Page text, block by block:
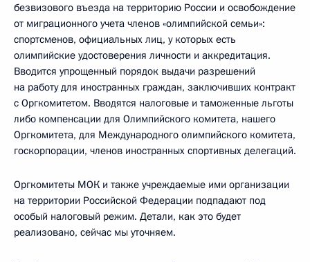
безвизового въезда на территорию России и освобождение
от миграционного учета членов «олимпийской семьи»:
спортсменов, официальных лиц, у которых есть
олимпийские удостоверения личности и аккредитация.
Вводится упрощенный порядок выдачи разрешений
на работу для иностранных граждан, заключивших контракт
с Оргкомитетом. Вводятся налоговые и таможенные льготы
либо компенсации для Олимпийского комитета, нашего
Оргкомитета, для Международного олимпийского комитета,
госкорпорации, членов иностранных спортивных делегаций.
Оргкомитеты МОК и также учреждаемые ими организации
на территории Российской Федерации подпадают под
особый налоговый режим. Детали, как это будет
реализовано, сейчас мы уточняем.